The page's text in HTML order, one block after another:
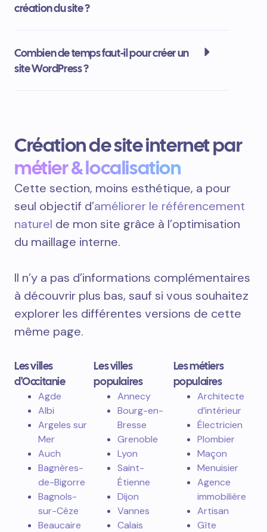
création du site ?
Combien de temps faut-il pour créer un
site WordPress ?
Création de site internet par
métier & localisation
Cette section, moins esthétique, a pour
seul objectif d’améliorer le référencement
naturel de mon site grâce à l’optimisation
du maillage interne.
Il n’y a pas d’informations complémentaires
à découvrir plus bas, sauf si vous souhaitez
explorer les différentes versions de cette
même page.
Les villes
d'Occitanie
Agde
Albi
Argeles sur
Mer
Auch
Bagnères-
de-Bigorre
Bagnols-
sur-Cèze
Beaucaire
Les villes
populaires
Annecy
Bourg-en-
Bresse
Grenoble
Lyon
Saint-
Étienne
Dijon
Vannes
Calais
Les métiers
populaires
Architecte
d’intérieur
Électricien
Plombier
Maçon
Menuisier
Agence
immobilière
Artisan
Gîte